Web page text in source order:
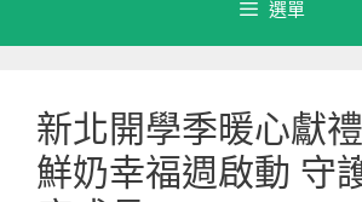
選單
新北開學季暖心獻
鮮奶幸福週啟動 守